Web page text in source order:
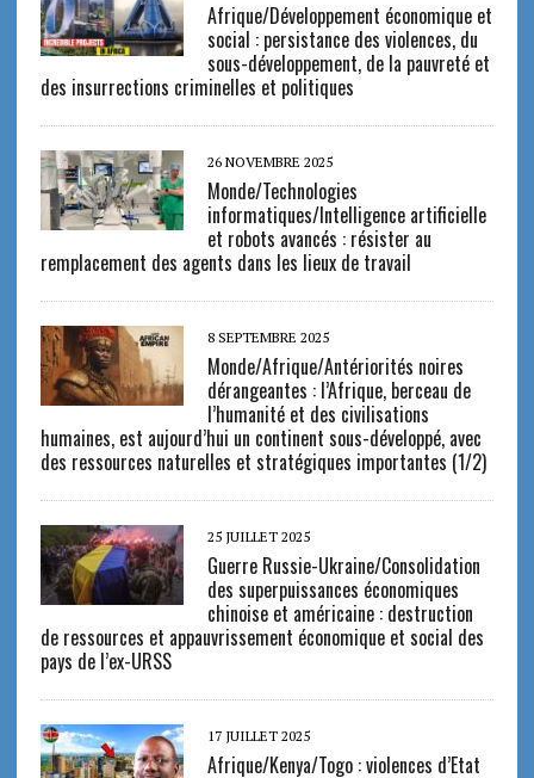
Afrique/Développement économique et
social : persistance des violences, du
sous-développement, de la pauvreté et
des insurrections criminelles et politiques
26 NOVEMBRE 2025
Monde/Technologies
informatiques/Intelligence artificielle
et robots avancés : résister au
remplacement des agents dans les lieux de travail
8 SEPTEMBRE 2025
Monde/Afrique/Antériorités noires
dérangeantes : l’Afrique, berceau de
l’humanité et des civilisations
humaines, est aujourd’hui un continent sous-développé, avec
des ressources naturelles et stratégiques importantes (1/2)
25 JUILLET 2025
Guerre Russie-Ukraine/Consolidation
des superpuissances économiques
chinoise et américaine : destruction
de ressources et appauvrissement économique et social des
pays de l’ex-URSS
17 JUILLET 2025
Afrique/Kenya/Togo : violences d’Etat